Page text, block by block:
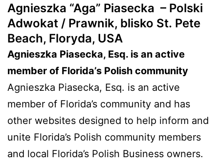
Agnieszka “Aga” Piasecka – Polski
Adwokat / Prawnik, blisko St. Pete
Beach, Floryda, USA
Agnieszka Piasecka, Esq. is an active
member of Florida’s Polish community
Agnieszka Piasecka, Esq. is an active
member of Florida’s community and has
other websites designed to help inform and
unite Florida’s Polish community members
and local Florida’s Polish Business owners.